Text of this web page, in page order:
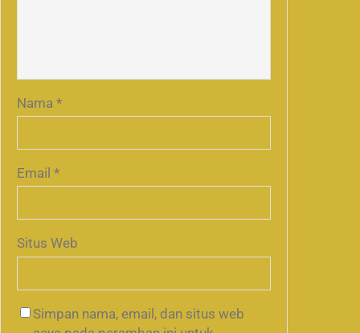
Nama *
Email *
Situs Web
Simpan nama, email, dan situs web